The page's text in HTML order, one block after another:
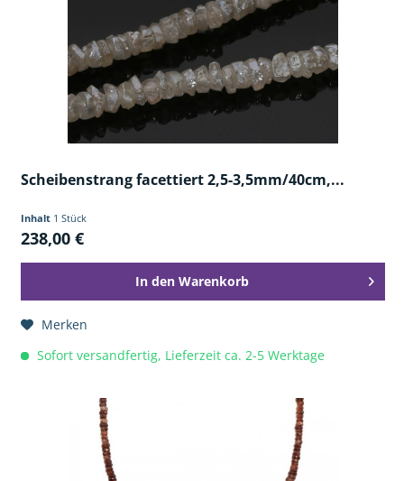
Scheibenstrang facettiert 2,5-3,5mm/40cm,...
Inhalt 1 Stück
238,00 €
In den Warenkorb
Merken
Sofort versandfertig, Lieferzeit ca. 2-5 Werktage